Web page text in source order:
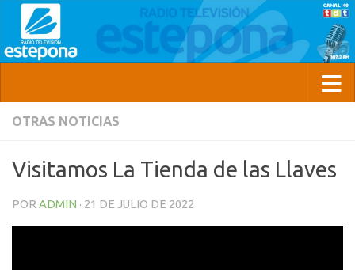
OTRAS NOTICIAS
Visitamos La Tienda de las Llaves
POR ADMIN · 21 DE JULIO DE 2022